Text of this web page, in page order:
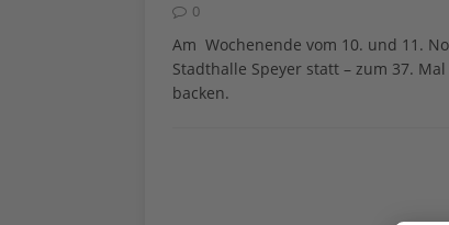
[ 12. Juni 2014 ]
0
Am Wochenende vom 10. und 11.
Stadthalle Speyer statt – zum 37.
backen.